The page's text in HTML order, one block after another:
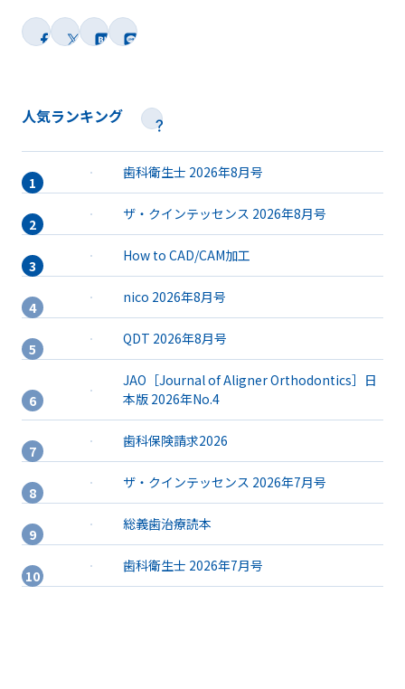
人気ランキング
歯科衛生士 2026年8月号
ザ・クインテッセンス 2026年8月号
How to CAD/CAM加工
nico 2026年8月号
QDT 2026年8月号
JAO［Journal of Aligner Orthodontics］日
本版 2026年No.4
歯科保険請求2026
ザ・クインテッセンス 2026年7月号
総義歯治療読本
歯科衛生士 2026年7月号